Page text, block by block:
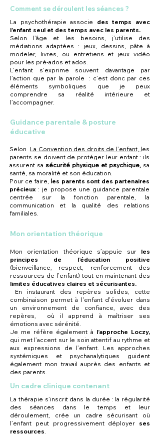
Comment se déroulent les séances ?
La psychothérapie associe des temps avec
l’enfant seul et des temps avec les parents.
Selon l’âge et les besoins, j’utilise des
médiations adaptées : jeux, dessins, pâte à
modeler, livres, ou entretiens et jeux vidéo
pour les pré-ados et ados.
L’enfant s’exprime souvent davantage par
l’action que par la parole : c’est donc par ces
éléments symboliques que je peux
comprendre sa réalité intérieure et
l’accompagner.
Guidance parentale & posture
éducative
Selon La Convention des droits de l’enfant, les
parents se doivent de protéger leur enfant : ils
assurent sa sécurité physique et psychique, sa
santé, sa moralité et son éducation.
Pour ce faire, les parents sont des partenaires
précieux : je propose une guidance parentale
centrée sur la fonction parentale, la
communication et la qualité des relations
familiales.
Mon orientation théorique
Mon orientation théorique s’appuie sur les
principes de l’éducation positive
(bienveillance, respect, renforcement des
ressources de l’enfant) tout en maintenant des
limites éducatives claires et sécurisantes.
En instaurant des repères solides, cette
combinaison permet à l'enfant d'évoluer dans
un environnement de confiance, avec des
repères, où il apprend à maîtriser ses
émotions avec sérénité.
Je me réfère également à l’approche Loczy,
qui met l’accent sur le soin attentif au rythme et
aux expressions de l’enfant. Les approches
systémiques et psychanalytiques guident
également mon travail auprès des enfants et
des parents.
Un cadre clinique contenant
La thérapie s’inscrit dans la durée : la régularité
des séances dans le temps et leur
déroulement, crée un cadre sécurisant où
l’enfant peut progressivement déployer ses
ressources.